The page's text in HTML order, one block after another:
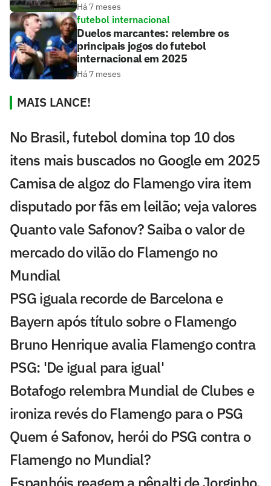
Há 7 meses
futebol internacional
Duelos marcantes: relembre os
principais jogos do futebol
internacional em 2025
Há 7 meses
MAIS LANCE!
No Brasil, futebol domina top 10 dos
itens mais buscados no Google em 2025
Camisa de algoz do Flamengo vira item
disputado por fãs em leilão; veja valores
Quanto vale Safonov? Saiba o valor de
mercado do vilão do Flamengo no
Mundial
PSG iguala recorde de Barcelona e
Bayern após título sobre o Flamengo
Bruno Henrique avalia Flamengo contra
PSG: 'De igual para igual'
Botafogo relembra Mundial de Clubes e
ironiza revés do Flamengo para o PSG
Quem é Safonov, herói do PSG contra o
Flamengo no Mundial?